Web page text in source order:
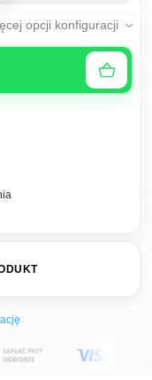
opcji konfiguracji